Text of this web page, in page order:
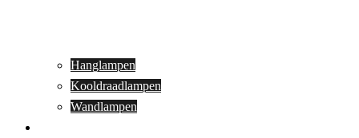
Hanglampen
Kooldraadlampen
Wandlampen